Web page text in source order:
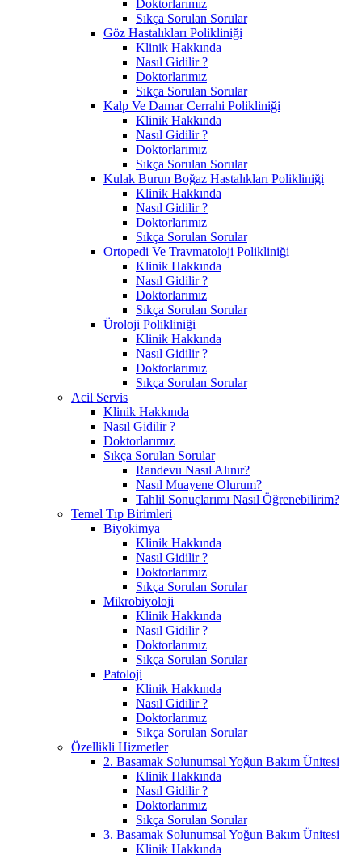
Doktorlarımız
Sıkça Sorulan Sorular
Göz Hastalıkları Polikliniği
Klinik Hakkında
Nasıl Gidilir ?
Doktorlarımız
Sıkça Sorulan Sorular
Kalp Ve Damar Cerrahi Polikliniği
Klinik Hakkında
Nasıl Gidilir ?
Doktorlarımız
Sıkça Sorulan Sorular
Kulak Burun Boğaz Hastalıkları Polikliniği
Klinik Hakkında
Nasıl Gidilir ?
Doktorlarımız
Sıkça Sorulan Sorular
Ortopedi Ve Travmatoloji Polikliniği
Klinik Hakkında
Nasıl Gidilir ?
Doktorlarımız
Sıkça Sorulan Sorular
Üroloji Polikliniği
Klinik Hakkında
Nasıl Gidilir ?
Doktorlarımız
Sıkça Sorulan Sorular
Acil Servis
Klinik Hakkında
Nasıl Gidilir ?
Doktorlarımız
Sıkça Sorulan Sorular
Randevu Nasıl Alınır?
Nasıl Muayene Olurum?
Tahlil Sonuçlarımı Nasıl Öğrenebilirim?
Temel Tıp Birimleri
Biyokimya
Klinik Hakkında
Nasıl Gidilir ?
Doktorlarımız
Sıkça Sorulan Sorular
Mikrobiyoloji
Klinik Hakkında
Nasıl Gidilir ?
Doktorlarımız
Sıkça Sorulan Sorular
Patoloji
Klinik Hakkında
Nasıl Gidilir ?
Doktorlarımız
Sıkça Sorulan Sorular
Özellikli Hizmetler
2. Basamak Solunumsal Yoğun Bakım Ünitesi
Klinik Hakkında
Nasıl Gidilir ?
Doktorlarımız
Sıkça Sorulan Sorular
3. Basamak Solunumsal Yoğun Bakım Ünitesi
Klinik Hakkında